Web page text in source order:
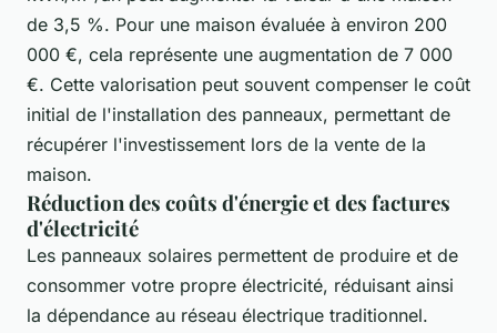
de 3,5 %. Pour une maison évaluée à environ 200
000 €, cela représente une augmentation de 7 000
€. Cette valorisation peut souvent compenser le coût
initial de l'installation des panneaux, permettant de
récupérer l'investissement lors de la vente de la
maison.
Réduction des coûts d'énergie et des factures
d'électricité
Les panneaux solaires permettent de produire et de
consommer votre propre électricité, réduisant ainsi
la dépendance au réseau électrique traditionnel.